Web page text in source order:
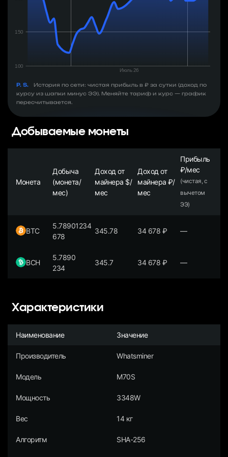
P. S.
История по сети: чистая прибыль в ₽ за сутки (доход по
курсу из шапки минус ЭЭ). Меняйте тариф и курс — график
пересчитывается.
Добываемые монеты
Монета
Добыча
(монета/
мес)
Доход от
майнера $/
мес
Доход от
майнера ₽/
мес
Прибыль
₽/мес
(чистая, с
вычетом
ЭЭ)
BTC
5.78901234
678
345.78 34 678 ₽ —
BCH
5.7890
234
345.7 34 678 ₽ —
Характеристики
Наименование Значение
Производитель Whatsminer
Модель M70S
Мощность 3348W
Вес 14 кг
Алгоритм SHA-256